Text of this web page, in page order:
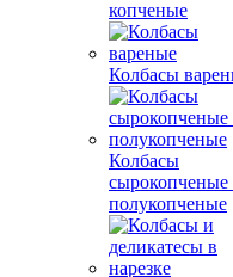
копченые
Колбасы
Колбасы
сырокопченые
полукопченые